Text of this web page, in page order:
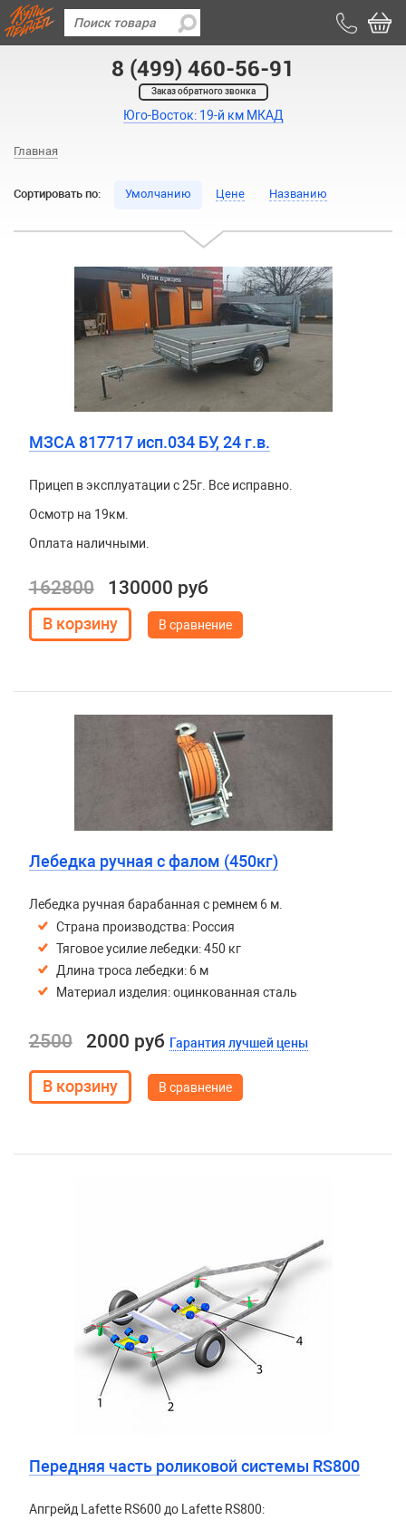
8 (499) 460-56-91
Заказ обратного звонка
Юго-Восток: 19-й км МКАД
Главная
Сортировать по: Умолчанию Цене Названию
МЗСА 817717 исп.034 БУ, 24 г.в.
Прицеп в эксплуатации с 25г. Все исправно.
Осмотр на 19км.
Оплата наличными.
162800 130000 руб
В сравнение
Лебедка ручная с фалом (450кг)
Лебедка ручная барабанная с ремнем 6 м.
Страна производства: Россия
Тяговое усилие лебедки: 450 кг
Длина троса лебедки: 6 м
Материал изделия: оцинкованная сталь
2500 2000 руб Гарантия лучшей цены
В сравнение
Передняя часть роликовой системы RS800
Апгрейд Lafette RS600 до Lafette RS800: